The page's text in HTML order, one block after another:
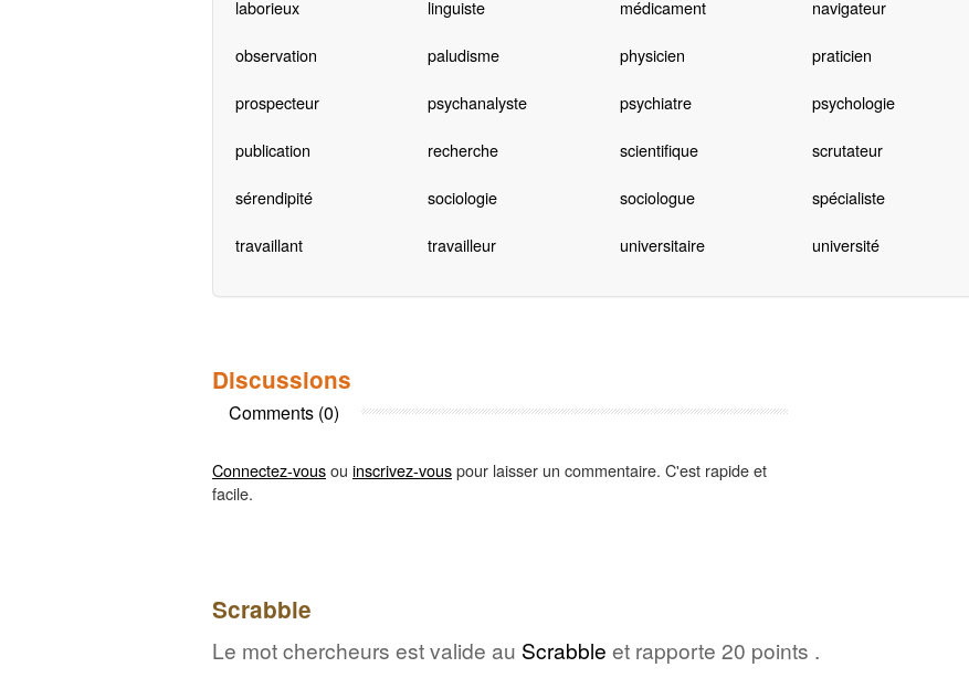
laborieux linguiste médicament navigateur
observation paludisme physicien praticien
prospecteur psychanalyste psychiatre psychologie
publication recherche scientifique scrutateur
sérendipité sociologie sociologue spécialiste
travaillant travailleur universitaire université
Discussions
Comments (0)
Connectez-vousou inscrivez-vouspour laisser un commentaire. C'est rapide et
facile.
Scrabble
Le mot chercheurs est valide au Scrabble et rapporte 20 points .